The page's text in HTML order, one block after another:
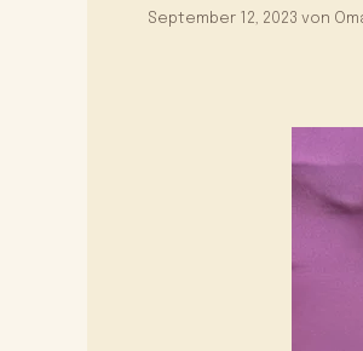
September 12, 2023 von